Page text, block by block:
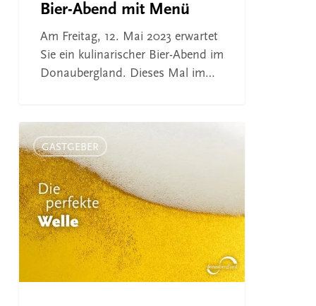
Bier-Abend mit Menü
Am Freitag, 12. Mai 2023 erwartet
Sie ein kulinarischer Bier-Abend im
Donaubergland. Dieses Mal im…
Neuer
Biermenü-
Abend
GASTGEBER